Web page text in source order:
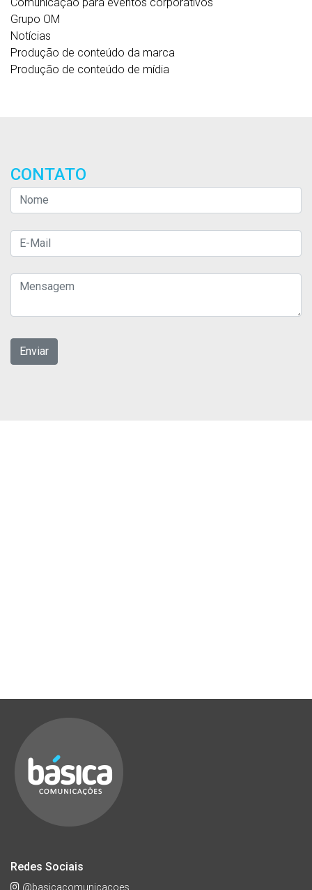
Grupo OM
Notícias
Produção de conteúdo da marca
Produção de conteúdo de mídia
CONTATO
Redes Sociais
@basicacomunicacoes